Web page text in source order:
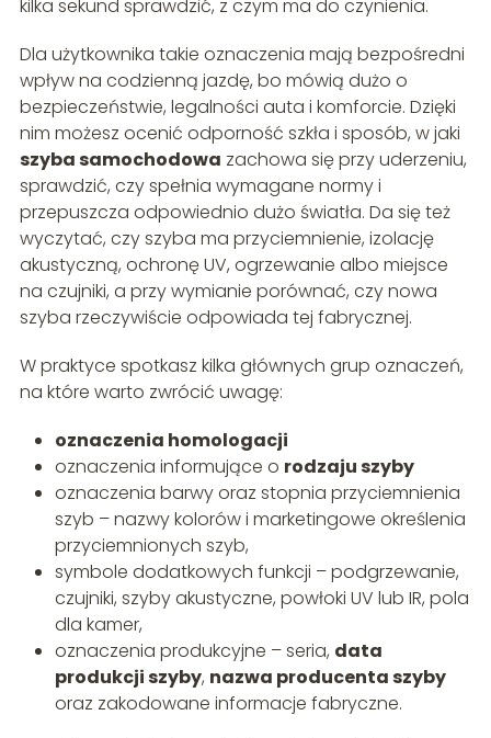
kilka sekund sprawdzić, z czym ma do czynienia.
Dla użytkownika takie oznaczenia mają bezpośredni
wpływ na codzienną jazdę, bo mówią dużo o
bezpieczeństwie, legalności auta i komforcie. Dzięki
nim możesz ocenić odporność szkła i sposób, w jaki
szyba samochodowa zachowa się przy uderzeniu,
sprawdzić, czy spełnia wymagane normy i
przepuszcza odpowiednio dużo światła. Da się też
wyczytać, czy szyba ma przyciemnienie, izolację
akustyczną, ochronę UV, ogrzewanie albo miejsce
na czujniki, a przy wymianie porównać, czy nowa
szyba rzeczywiście odpowiada tej fabrycznej.
W praktyce spotkasz kilka głównych grup oznaczeń,
na które warto zwrócić uwagę:
oznaczenia homologacji
oznaczenia informujące o rodzaju szyby
oznaczenia barwy oraz stopnia przyciemnienia
szyb – nazwy kolorów i marketingowe określenia
przyciemnionych szyb,
symbole dodatkowych funkcji – podgrzewanie,
czujniki, szyby akustyczne, powłoki UV lub IR, pola
dla kamer,
oznaczenia produkcyjne – seria, data
produkcji szyby, nazwa producenta szyby
oraz zakodowane informacje fabryczne.